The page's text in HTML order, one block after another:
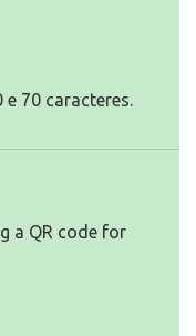
70 caracteres.
a QR code for